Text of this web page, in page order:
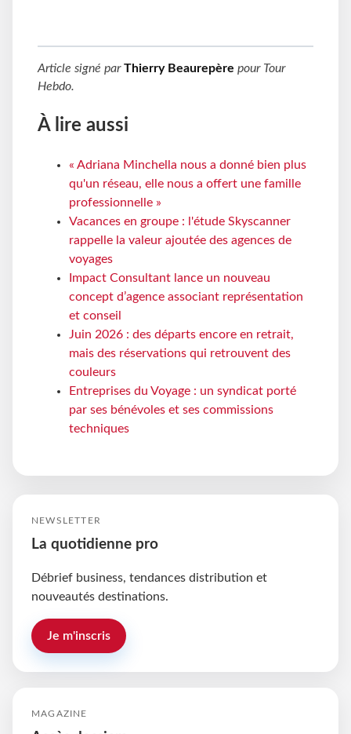
Article signé parThierry Beaurepère pour Tour
Hebdo.
À lire aussi
« Adriana Minchella nous a donné bien plus
qu'un réseau, elle nous a offert une famille
professionnelle »
Vacances en groupe : l'étude Skyscanner
rappelle la valeur ajoutée des agences de
voyages
Impact Consultant lance un nouveau
concept d’agence associant représentation
et conseil
Juin 2026 : des départs encore en retrait,
mais des réservations qui retrouvent des
couleurs
Entreprises du Voyage : un syndicat porté
par ses bénévoles et ses commissions
techniques
NEWSLETTER
La quotidienne pro
Débrief business, tendances distribution et
nouveautés destinations.
Je m'inscris
MAGAZINE